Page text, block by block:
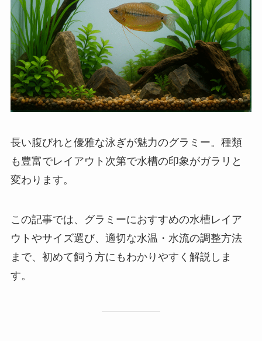
長い腹びれと優雅な泳ぎが魅力のグラミー。種類
も豊富でレイアウト次第で水槽の印象がガラリと
変わります。
この記事では、グラミーにおすすめの水槽レイア
ウトやサイズ選び、適切な水温・水流の調整方法
まで、初めて飼う方にもわかりやすく解説しま
す。